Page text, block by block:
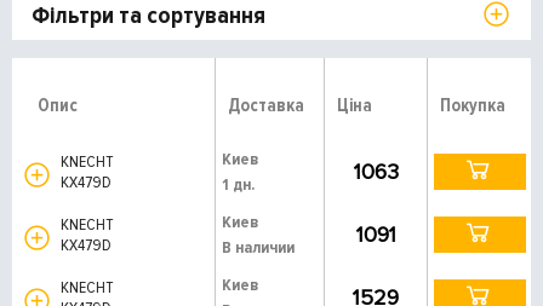
Фільтри та сортування
Опис Доставка Ціна Покупка
KNECHT
KX479D
Киев
1 дн.
1063
KNECHT
KX479D
Киев
В наличии
1091
KNECHT
Киев
1529